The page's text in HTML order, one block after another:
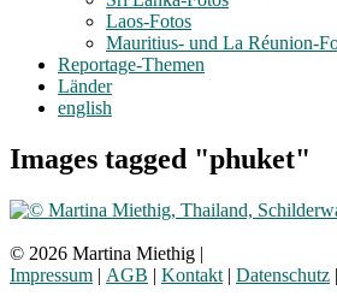
Laos-Fotos
Mauritius- und La Réunion-
Reportage-Themen
Länder
english
Images tagged "phuket"
© 2026 Martina Miethig |
Impressum | AGB | Kontakt | Datenschutz |